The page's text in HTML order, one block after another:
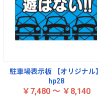
駐車場表示板 【オリジナル】
hp28
￥7,480 ～ ￥8,140